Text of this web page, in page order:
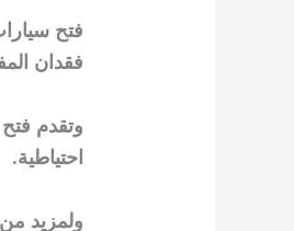
فتح
فقدان
وتقدم
احتياطية.
ولمزيد